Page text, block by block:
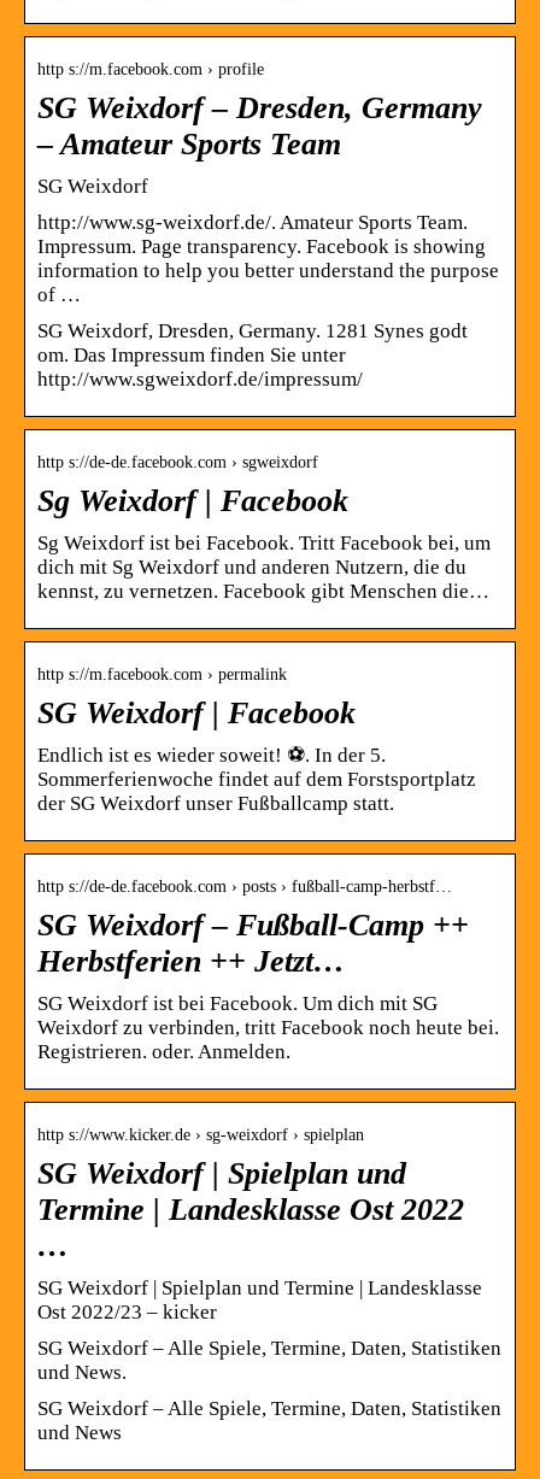
http s://m.facebook.com › profile
SG Weixdorf – Dresden, Germany
– Amateur Sports Team
SG Weixdorf
http://www.sg-weixdorf.de/. Amateur Sports Team.
Impressum. Page transparency. Facebook is showing
information to help you better understand the purpose
of …
SG Weixdorf, Dresden, Germany. 1281 Synes godt
om. Das Impressum finden Sie unter
http://www.sgweixdorf.de/impressum/
http s://de-de.facebook.com › sgweixdorf
Sg Weixdorf | Facebook
Sg Weixdorf ist bei Facebook. Tritt Facebook bei, um
dich mit Sg Weixdorf und anderen Nutzern, die du
kennst, zu vernetzen. Facebook gibt Menschen die…
http s://m.facebook.com › permalink
SG Weixdorf | Facebook
Endlich ist es wieder soweit! ⚽️. In der 5.
Sommerferienwoche findet auf dem Forstsportplatz
der SG Weixdorf unser Fußballcamp statt.
http s://de-de.facebook.com › posts › fußball-camp-herbstf…
SG Weixdorf – Fußball-Camp ++
Herbstferien ++ Jetzt…
SG Weixdorf ist bei Facebook. Um dich mit SG
Weixdorf zu verbinden, tritt Facebook noch heute bei.
Registrieren. oder. Anmelden.
http s://www.kicker.de › sg-weixdorf › spielplan
SG Weixdorf | Spielplan und
Termine | Landesklasse Ost 2022
…
SG Weixdorf | Spielplan und Termine | Landesklasse
Ost 2022/23 – kicker
SG Weixdorf – Alle Spiele, Termine, Daten, Statistiken
und News.
SG Weixdorf – Alle Spiele, Termine, Daten, Statistiken
und News